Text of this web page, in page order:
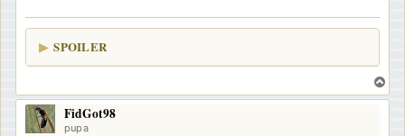
a
g
o
SPOILER
o
FidGot98
pupa